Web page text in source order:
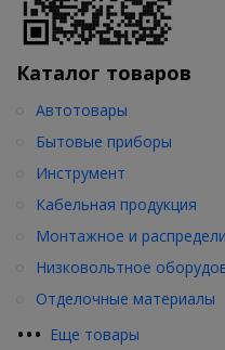
Каталог товаров
••• Еще товары
Автотовары
Бытовые приборы
Инструмент
Кабельная продукция
Монтажное и
Низковольтное
Отделочные материалы